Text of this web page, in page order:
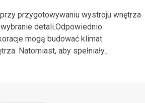
przygotowywaniu wystroju wnętrza
detali.Odpowiednio
mogą budować klimat
Natomiast, aby spełniały...